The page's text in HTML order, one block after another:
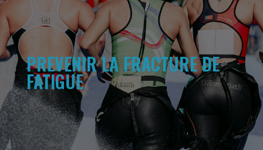
PREVENIR LA FRACTURE DE
FATIGUE